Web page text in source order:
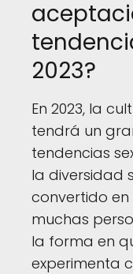
2023?
En 2023, la
tendrá un
tendencias
la diversidad
convertido
muchas
la forma en
experimenta